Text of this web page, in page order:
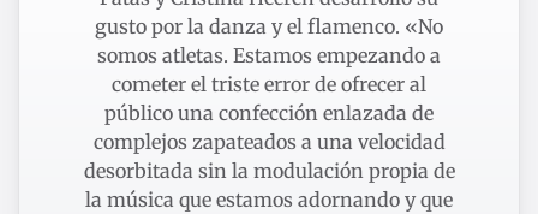
gusto por la danza y el flamenco. «No
somos atletas. Estamos empezando a
cometer el triste error de ofrecer al
público una confección enlazada de
complejos zapateados a una velocidad
desorbitada sin la modulación propia de
la música que estamos adornando y que